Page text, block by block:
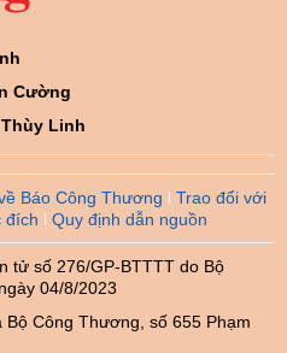
Cường
Linh
Báo Công Thương
Trao đổi với
đích Quy định dẫn nguồn
tử số 276/GP-BTTTT do Bộ
04/8/2023
Công Thương, số 655 Phạm